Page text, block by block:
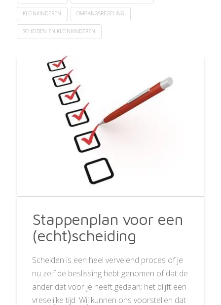
KLEINKINDEREN OMGANGSREGELING
SCHEIDEN EN KLEINKINDEREN
Stappenplan voor een
(echt)scheiding
Scheiden is een heel vervelend proces of je
nu zelf de beslissing hebt genomen of dat de
ander dat voor je heeft gedaan; het blijft een
vreselijke tijd. Wij kunnen ons voorstellen dat